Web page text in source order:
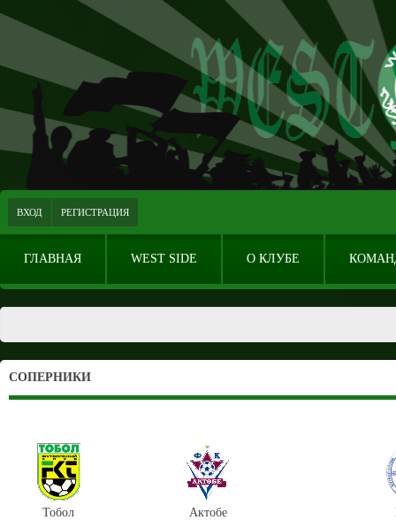
ВХОД РЕГИСТРАЦИЯ
ГЛАВНАЯ WEST SIDE О КЛУБЕ
СОПЕРНИКИ
Тобол Актобе